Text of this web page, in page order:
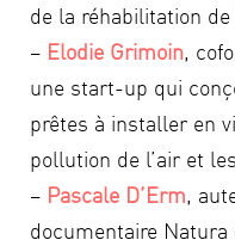
de la réhabilitation
– Elodie Grimoin,
une start-up qui
prêtes à installer en
pollution de l’air et
– Pascale D’Erm,
documentaire